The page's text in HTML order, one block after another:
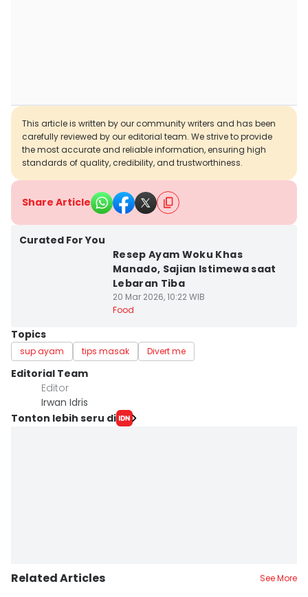
This article is written by our community writers and has been
carefully reviewed by our editorial team. We strive to provide
the most accurate and reliable information, ensuring high
standards of quality, credibility, and trustworthiness.
Share Article
Curated For You
Resep Ayam Woku Khas
Manado, Sajian Istimewa saat
Lebaran Tiba
20 Mar 2026, 10:22 WIB
Food
Topics
sup ayam tips masak Divert me
Editorial Team
Editor
Irwan Idris
Tonton lebih seru di
Related Articles See More